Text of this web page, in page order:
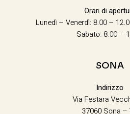
Orari di
Lunedì – Venerdì: 8.00 –
Sabato: 8.00 –
SONA
Indirizzo
Via Festara
37060 Sona –